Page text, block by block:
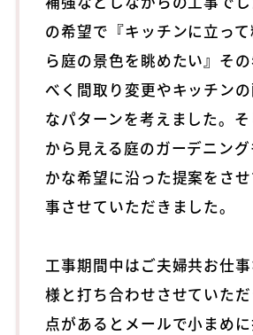
の希望で『キッチンに立っ
ら庭の景色を眺めたい』そ
べく間取り変更やキッチン
なパターンを考えました。
から見える庭のガーデニン
かな希望に沿った提案をさ
事させていただきました。
工事期間中はご夫婦共お仕
様と打ち合わせさせていた
点があるとメールで小まめ